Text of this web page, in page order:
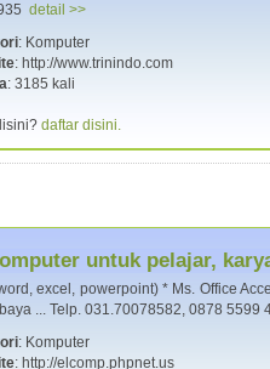
detail >>
: Komputer
: http://www.trinindo.com
: 3185 kali
daftar disini.
untuk pelajar,
excel, powerpoint) * Ms. Office
... Telp. 031.70078582, 0878 5599
: Komputer
: http://elcomp.phpnet.us